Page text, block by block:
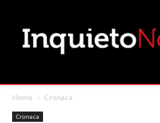
Home Cronaca
Cronaca